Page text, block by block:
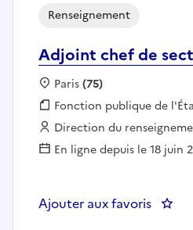
Adjoint chef de
Renseignement
Localisation :
Paris(75)
Fonction publique :
Fonction publique de
Employeur :
Direction du
En ligne depuis le 18 juin
Ajouter aux favoris :